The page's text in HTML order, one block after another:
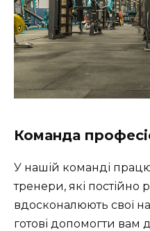
Команда
У нашій команді
тренери, які постійно
вдосконалюють свої
готові допомогти вам